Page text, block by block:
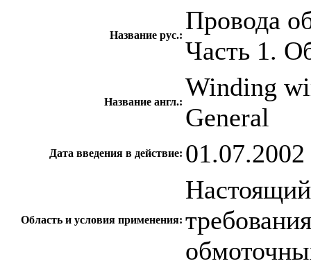
Название рус.:
Провода
Часть 1.
Название англ.:
Winding
General
Дата введения в действие: 01.07.2002
Область и условия применения: